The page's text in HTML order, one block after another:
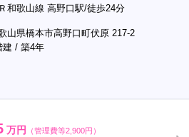
和歌山線 高野口駅/徒歩24分
山県橋本市高野口町伏原 217-2
建 / 築4年
万円 （管理費等2,900円）